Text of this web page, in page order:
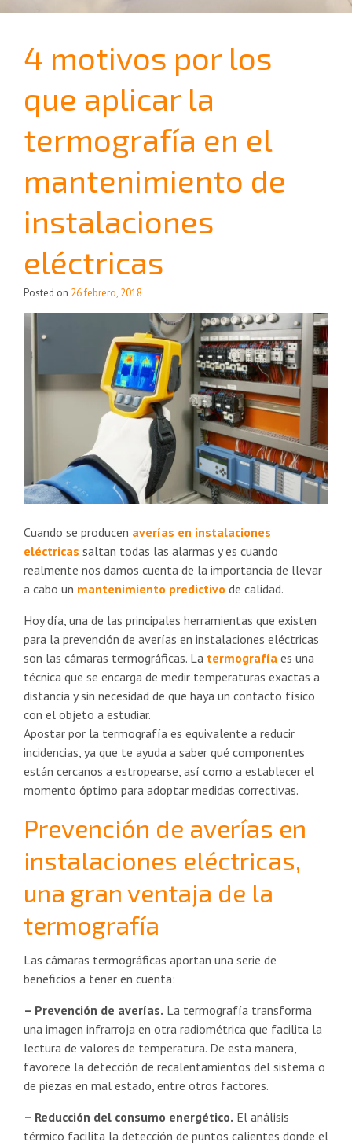
4 motivos por los
que aplicar la
termografía en el
mantenimiento de
instalaciones
eléctricas
Posted on 26 febrero, 2018
Cuando se producen averías en instalaciones
eléctricas saltan todas las alarmas y es cuando
realmente nos damos cuenta de la importancia de llevar
a cabo un mantenimiento predictivo de calidad.
Hoy día, una de las principales herramientas que existen
para la prevención de averías en instalaciones eléctricas
son las cámaras termográficas. La termografía es una
técnica que se encarga de medir temperaturas exactas a
distancia y sin necesidad de que haya un contacto físico
con el objeto a estudiar.
Apostar por la termografía es equivalente a reducir
incidencias, ya que te ayuda a saber qué componentes
están cercanos a estropearse, así como a establecer el
momento óptimo para adoptar medidas correctivas.
Prevención de averías en
instalaciones eléctricas,
una gran ventaja de la
termografía
Las cámaras termográficas aportan una serie de
beneficios a tener en cuenta:
– Prevención de averías. La termografía transforma
una imagen infrarroja en otra radiométrica que facilita la
lectura de valores de temperatura. De esta manera,
favorece la detección de recalentamientos del sistema o
de piezas en mal estado, entre otros factores.
– Reducción del consumo energético. El análisis
térmico facilita la detección de puntos calientes donde el